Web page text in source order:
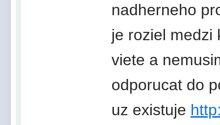
nadherneho
je roziel medzi
viete a
odporucat do
uz existuje